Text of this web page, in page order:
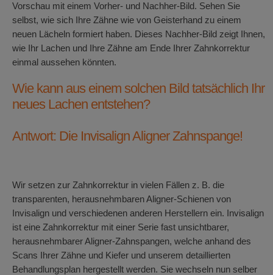
Vorschau mit einem Vorher- und Nachher-Bild. Sehen Sie
selbst, wie sich Ihre Zähne wie von Geisterhand zu einem
neuen Lächeln formiert haben. Dieses Nachher-Bild zeigt Ihnen,
wie Ihr Lachen und Ihre Zähne am Ende Ihrer Zahnkorrektur
einmal aussehen könnten.
Wie kann aus einem solchen Bild tatsächlich Ihr
neues Lachen entstehen?
Antwort: Die Invisalign Aligner Zahnspange!
Wir setzen zur Zahnkorrektur in vielen Fällen z. B. die
transparenten, herausnehmbaren Aligner-Schienen von
Invisalign und verschiedenen anderen Herstellern ein. Invisalign
ist eine Zahnkorrektur mit einer Serie fast unsichtbarer,
herausnehmbarer Aligner-Zahnspangen, welche anhand des
Scans Ihrer Zähne und Kiefer und unserem detaillierten
Behandlungsplan hergestellt werden. Sie wechseln nun selber